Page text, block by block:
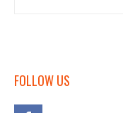
FOLLOW US